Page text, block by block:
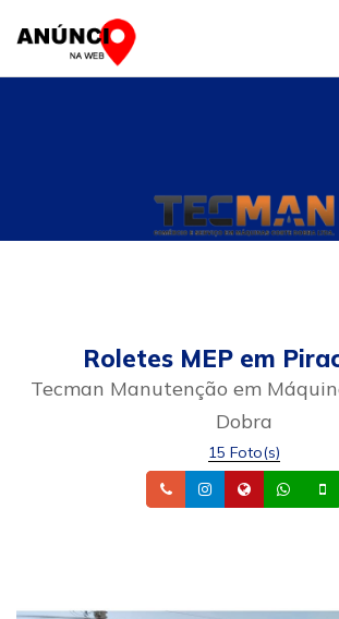
Roletes MEP em
Tecman Manutenção em
Dobra
15 Foto(s)
TelefoneInstagram
Site